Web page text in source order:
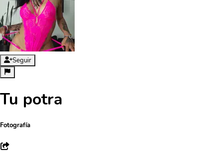
Seguir
Tu potra
Fotografía